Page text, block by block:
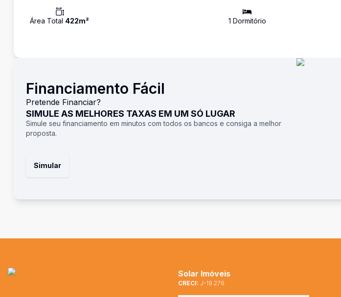
Área Total 422m² 1 Dormitório
Financiamento Fácil
Pretende Financiar?
SIMULE AS MELHORES TAXAS EM UM SÓ LUGAR
Simule seu financiamento em minutos com todos os bancos e consiga a melhor
proposta.
Simular
Solar Imóveis
CRECI: J-19.276